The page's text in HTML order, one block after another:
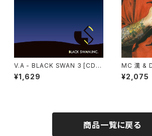
V.A - BLACK SWAN 3 [CD]
BLACK SWAN
¥1,629
MC 漢 &
ATION
¥2,075
商品一覧に戻る